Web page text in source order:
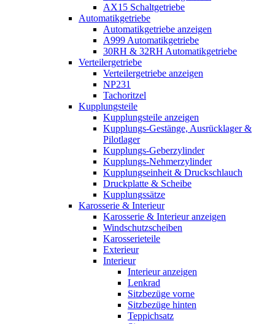
AX15 Schaltgetriebe
Automatikgetriebe
Automatikgetriebe anzeigen
A999 Automatikgetriebe
30RH & 32RH Automatikgetriebe
Verteilergetriebe
Verteilergetriebe anzeigen
NP231
Tachoritzel
Kupplungsteile
Kupplungsteile anzeigen
Kupplungs-Gestänge, Ausrücklager &
Pilotlager
Kupplungs-Geberzylinder
Kupplungs-Nehmerzylinder
Kupplungseinheit & Druckschlauch
Druckplatte & Scheibe
Kupplungssätze
Karosserie & Interieur
Karosserie & Interieur anzeigen
Windschutzscheiben
Karosserieteile
Exterieur
Interieur
Interieur anzeigen
Lenkrad
Sitzbezüge vorne
Sitzbezüge hinten
Teppichsatz